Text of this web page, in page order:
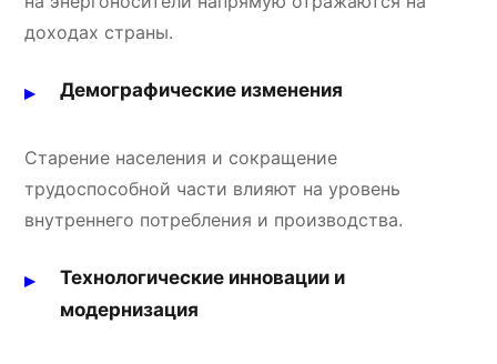
доходах страны.
Демографические изменения
Старение населения и сокращение
трудоспособной части влияют на уровень
внутреннего потребления и производства.
Технологические инновации и
модернизация